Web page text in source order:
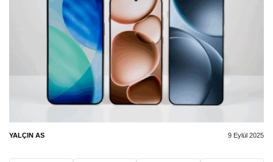
YALÇIN AS 9 Eylül 2025